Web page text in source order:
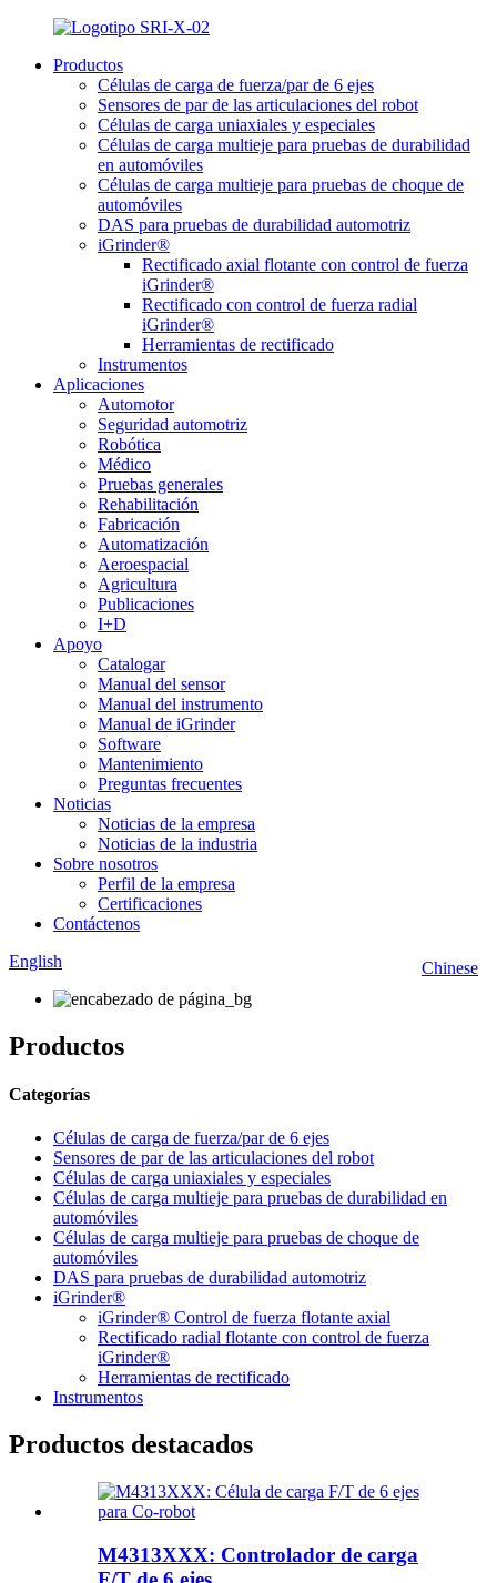
Productos
Células de carga de fuerza/par de 6 ejes
Sensores de par de las articulaciones del robot
Células de carga uniaxiales y especiales
Células de carga multieje para pruebas de durabilidad
en automóviles
Células de carga multieje para pruebas de choque de
automóviles
DAS para pruebas de durabilidad automotriz
iGrinder®
Rectificado axial flotante con control de fuerza
iGrinder®
Rectificado con control de fuerza radial
iGrinder®
Herramientas de rectificado
Instrumentos
Aplicaciones
Automotor
Seguridad automotriz
Robótica
Médico
Pruebas generales
Rehabilitación
Fabricación
Automatización
Aeroespacial
Agricultura
Publicaciones
I+D
Apoyo
Catalogar
Manual del sensor
Manual del instrumento
Manual de iGrinder
Software
Mantenimiento
Preguntas frecuentes
Noticias
Noticias de la empresa
Noticias de la industria
Sobre nosotros
Perfil de la empresa
Certificaciones
Contáctenos
Chinese
English
Productos
Categorías
Células de carga de fuerza/par de 6 ejes
Sensores de par de las articulaciones del robot
Células de carga uniaxiales y especiales
Células de carga multieje para pruebas de durabilidad en
automóviles
Células de carga multieje para pruebas de choque de
automóviles
DAS para pruebas de durabilidad automotriz
iGrinder®
iGrinder® Control de fuerza flotante axial
Rectificado radial flotante con control de fuerza
iGrinder®
Herramientas de rectificado
Instrumentos
Productos destacados
M4313XXX: Controlador de carga